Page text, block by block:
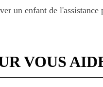
un enfant de l'assistance
VOUS